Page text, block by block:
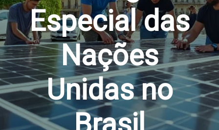
Especial das
Nações
Unidas no